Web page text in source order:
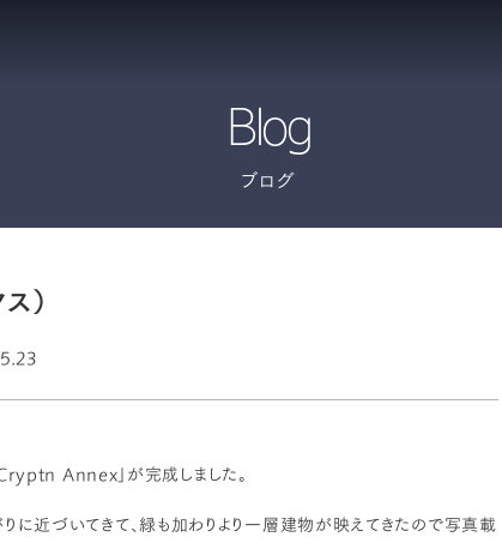
Blog
ブログ
）
Annex」が完成しました。
に近づいてきて、緑も加わりより一層建物が映えてきたので写真載